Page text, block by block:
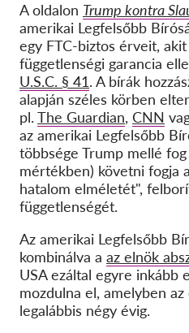
A oldalon Trump kontra
amerikai Legfelsőbb
egy FTC-biztos érveit,
függetlenségi garancia
U.S.C. § 41. A bírák
alapján széles körben
pl. The Guardian, CNN
az amerikai Legfelsőbb
többsége Trump mellé
mértékben) követni fogja
hatalom elméletét",
függetlenségét.
Az amerikai Legfelsőbb
kombinálva a az elnök
USA ezáltal egyre inkább
mozdulna el, amelyben
legalábbis négy évig.